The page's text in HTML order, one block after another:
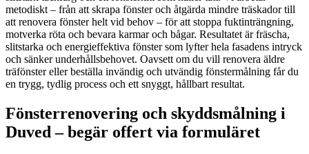
metodiskt – från att skrapa fönster och åtgärda mindre träskador till
att renovera fönster helt vid behov – för att stoppa fuktinträngning,
motverka röta och bevara karmar och bågar. Resultatet är fräscha,
slitstarka och energieffektiva fönster som lyfter hela fasadens intryck
och sänker underhållsbehovet. Oavsett om du vill renovera äldre
träfönster eller beställa invändig och utvändig fönstermålning får du
en trygg, tydlig process och ett snyggt, hållbart resultat.
Fönsterrenovering och skyddsmålning i
Duved – begär offert via formuläret